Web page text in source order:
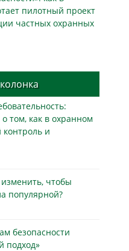
пилотный проект
частных охранных
том, как в охранном
контроль и
чтобы
популярной?
безопасности
подход»